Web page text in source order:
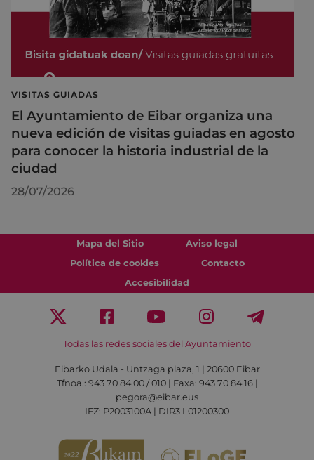
VISITAS GUIADAS
El Ayuntamiento de Eibar organiza una
nueva edición de visitas guiadas en agosto
para conocer la historia industrial de la
ciudad
28/07/2026
Mapa del Sitio
Aviso legal
Política de cookies
Contacto
Accesibilidad
Todas las redes sociales del Ayuntamiento
Eibarko Udala - Untzaga plaza, 1 | 20600 Eibar
Tfnoa.: 943 70 84 00 / 010 | Faxa: 943 70 84 16 |
pegora@eibar.eus
IFZ: P2003100A | DIR3 L01200300